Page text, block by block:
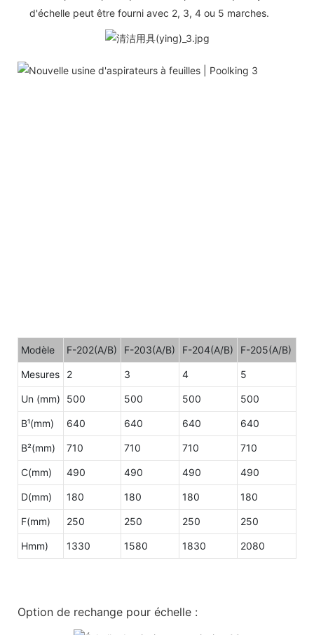
d'échelle peut être fourni avec 2, 3, 4 ou 5 marches.
Modèle F-202(A/B) F-203(A/B) F-204(A/B) F-205(A/B)
Mesures 2 3 4 5
Un (mm) 500 500 500 500
B¹(mm) 640 640 640 640
B²(mm) 710 710 710 710
C(mm) 490 490 490 490
D(mm) 180 180 180 180
F(mm) 250 250 250 250
Hmm) 1330 1580 1830 2080
Option de rechange pour échelle :